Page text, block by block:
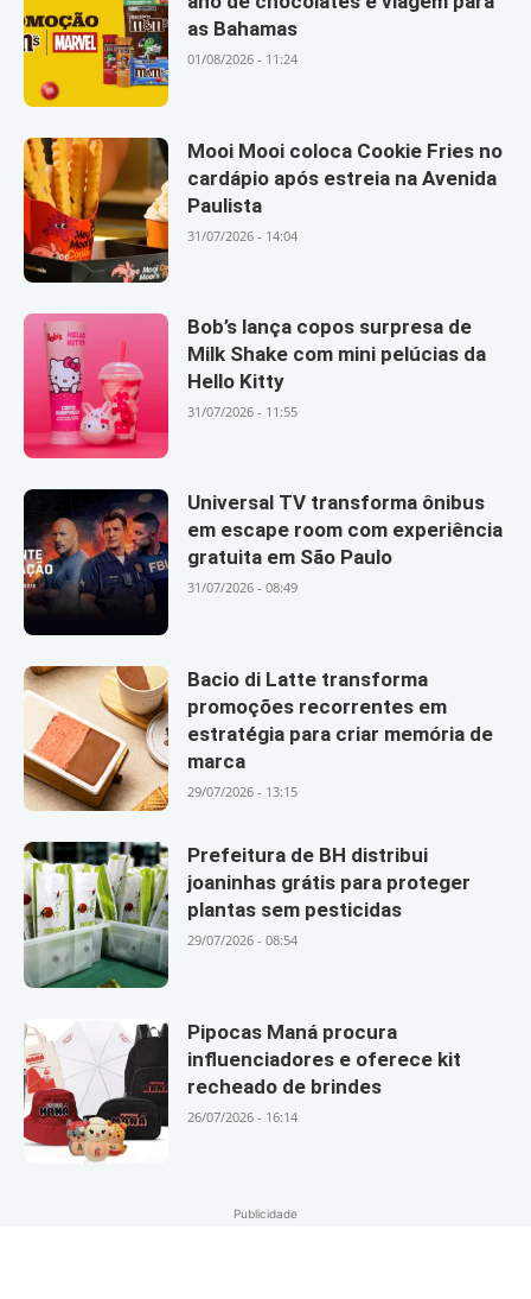
as Bahamas
01/08/2026 - 11:24
Mooi Mooi coloca Cookie Fries no
cardápio após estreia na Avenida
Paulista
31/07/2026 - 14:04
Bob’s lança copos surpresa de
Milk Shake com mini pelúcias da
Hello Kitty
31/07/2026 - 11:55
Universal TV transforma ônibus
em escape room com experiência
gratuita em São Paulo
31/07/2026 - 08:49
Bacio di Latte transforma
promoções recorrentes em
estratégia para criar memória de
marca
29/07/2026 - 13:15
Prefeitura de BH distribui
joaninhas grátis para proteger
plantas sem pesticidas
29/07/2026 - 08:54
Pipocas Maná procura
influenciadores e oferece kit
recheado de brindes
26/07/2026 - 16:14
Publicidade